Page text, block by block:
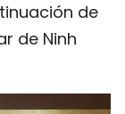
de
de Ninh